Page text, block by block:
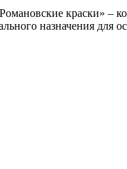
краски» –
назначения для